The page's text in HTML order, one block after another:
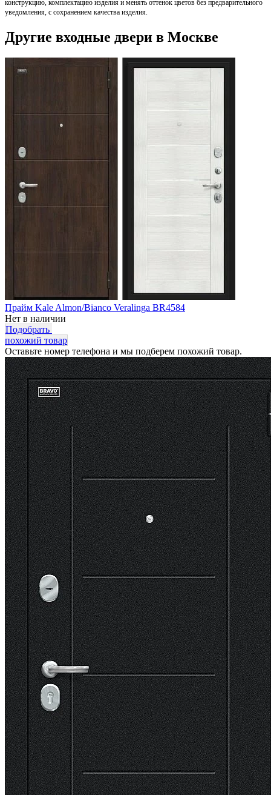
конструкцию, комплектацию изделия и менять оттенок цветов без предварительного
уведомления, с сохранением качества изделия.
Другие входные двери в Москве
Прайм Kale Almon/Bianco Veralinga BR4584
Нет в наличии
Подобрать
похожий товар
Оставьте номер телефона и мы подберем похожий товар.